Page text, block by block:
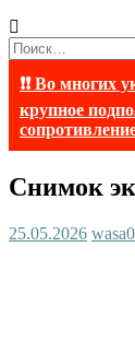
Найти:
❗❗ Во
крупное
Снимок
25.05.2026